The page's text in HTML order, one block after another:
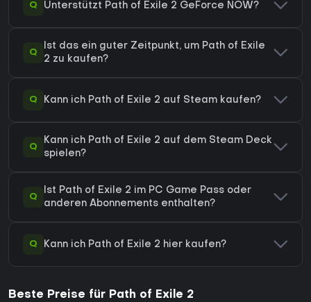
Q Unterstützt Path of Exile 2 GeForce NOW?
Q
Ist das ein guter Zeitpunkt, um Path of Exile
2 zu kaufen?
Q Kann ich Path of Exile 2 auf Steam kaufen?
Q
Kann ich Path of Exile 2 auf dem Steam Deck
spielen?
Q
Ist Path of Exile 2 im PC Game Pass oder
anderen Abonnements enthalten?
Q Kann ich Path of Exile 2 hier kaufen?
Beste Preise für Path of Exile 2